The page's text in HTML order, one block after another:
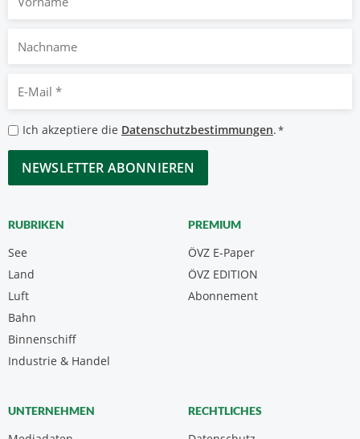
Nachname
Mail
*
Datenschutzbestimmungen
*
Ich akzeptiere die Datenschutzbestimmungen.*
CAPTCHA
RUBRIKEN
See
Land
Luft
Bahn
Binnenschiff
Industrie & Handel
PREMIUM
ÖVZ E-Paper
Abonnement
ÖVZ EDITION
UNTERNEHMEN RECHTLICHES